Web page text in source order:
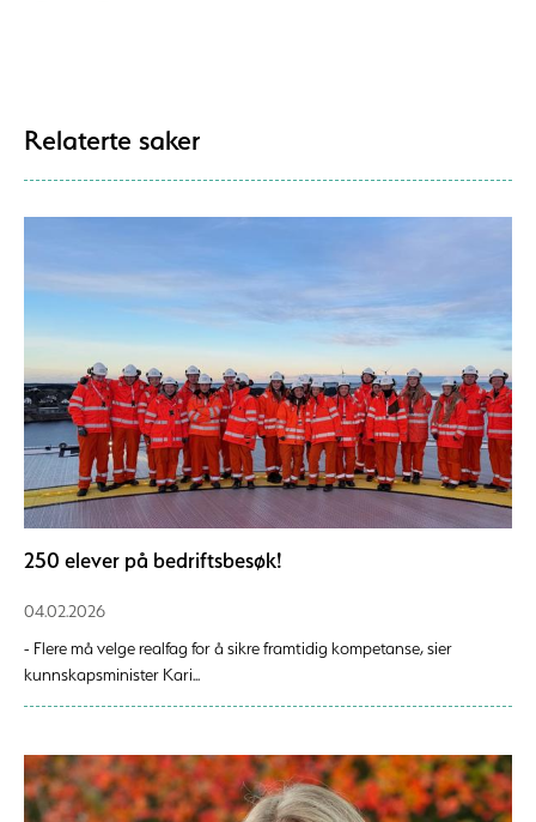
Relaterte saker
250 elever på bedriftsbesøk!
04.02.2026
- Flere må velge realfag for å sikre framtidig kompetanse, sier
kunnskapsminister Kari...